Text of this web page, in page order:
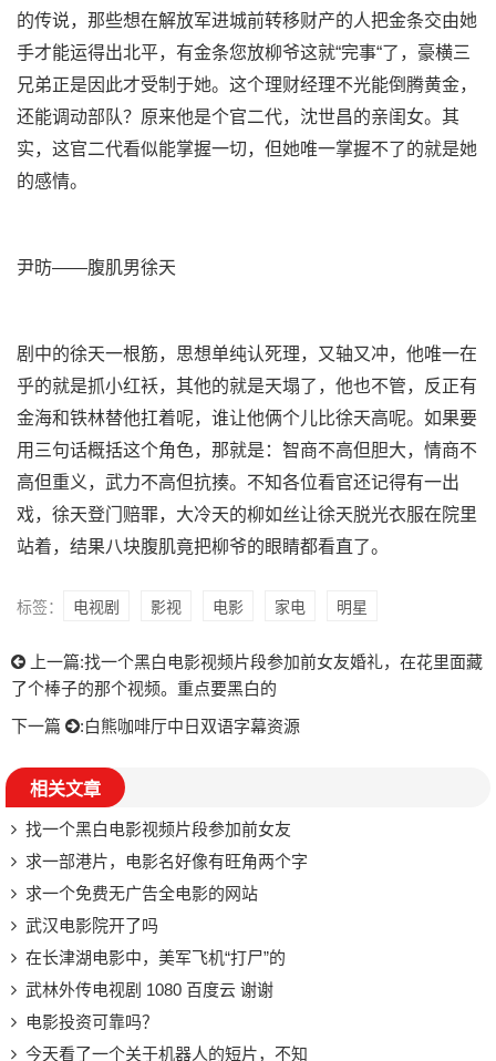
的传说，那些想在解放军进城前转移财产的人把金条交由她
手才能运得出北平，有金条您放柳爷这就“完事“了，豪横三
兄弟正是因此才受制于她。这个理财经理不光能倒腾黄金，
还能调动部队？原来他是个官二代，沈世昌的亲闺女。其
实，这官二代看似能掌握一切，但她唯一掌握不了的就是她
的感情。
尹昉——腹肌男徐天
剧中的徐天一根筋，思想单纯认死理，又轴又冲，他唯一在
乎的就是抓小红袄，其他的就是天塌了，他也不管，反正有
金海和铁林替他扛着呢，谁让他俩个儿比徐天高呢。如果要
用三句话概括这个角色，那就是：智商不高但胆大，情商不
高但重义，武力不高但抗揍。不知各位看官还记得有一出
戏，徐天登门赔罪，大冷天的柳如丝让徐天脱光衣服在院里
站着，结果八块腹肌竟把柳爷的眼睛都看直了。
标签： 电视剧 影视 电影 家电 明星
上一篇:找一个黑白电影视频片段参加前女友婚礼，在花里面藏
了个棒子的那个视频。重点要黑白的
下一篇
:白熊咖啡厅中日双语字幕资源
相关文章
找一个黑白电影视频片段参加前女友
求一部港片，电影名好像有旺角两个字
求一个免费无广告全电影的网站
武汉电影院开了吗
在长津湖电影中，美军飞机“打尸”的
武林外传电视剧 1080 百度云 谢谢
电影投资可靠吗？
今天看了一个关于机器人的短片，不知